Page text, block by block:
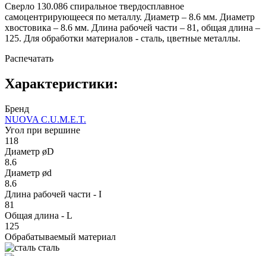
Сверло 130.086 спиральное твердосплавное
самоцентрирующееся по металлу. Диаметр – 8.6 мм. Диаметр
хвостовика – 8.6 мм. Длина рабочей части – 81, общая длина –
125. Для обработки материалов - сталь, цветные металлы.
Распечатать
Характеристики:
Бренд
NUOVA C.U.M.E.T.
Угол при вершине
118
Диаметр øD
8.6
Диаметр ød
8.6
Длина рабочей части - I
81
Общая длина - L
125
Обрабатываемый материал
сталь